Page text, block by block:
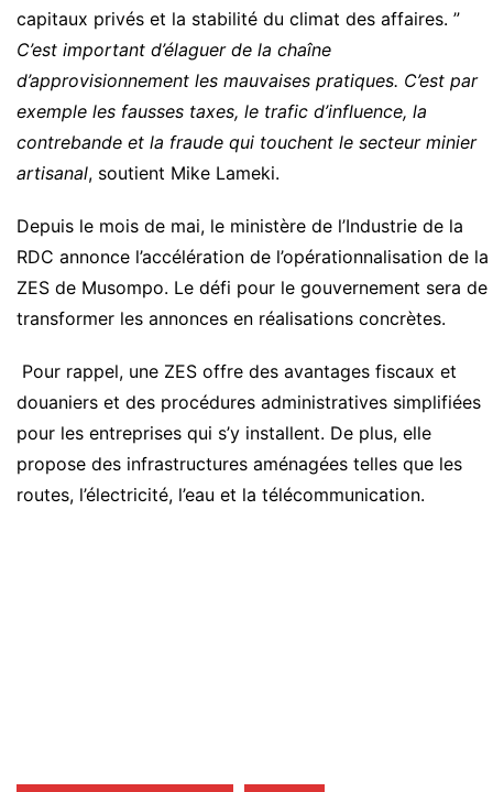
capitaux privés et la stabilité du climat des affaires. ”
C’est important d’élaguer de la chaîne
d’approvisionnement les mauvaises pratiques. C’est par
exemple les fausses taxes, le trafic d’influence, la
contrebande et la fraude qui touchent le secteur minier
artisanal, soutient Mike Lameki.
Depuis le mois de mai, le ministère de l’Industrie de la
RDC annonce l’accélération de l’opérationnalisation de la
ZES de Musompo. Le défi pour le gouvernement sera de
transformer les annonces en réalisations concrètes.
Pour rappel, une ZES offre des avantages fiscaux et
douaniers et des procédures administratives simplifiées
pour les entreprises qui s’y installent. De plus, elle
propose des infrastructures aménagées telles que les
routes, l’électricité, l’eau et la télécommunication.